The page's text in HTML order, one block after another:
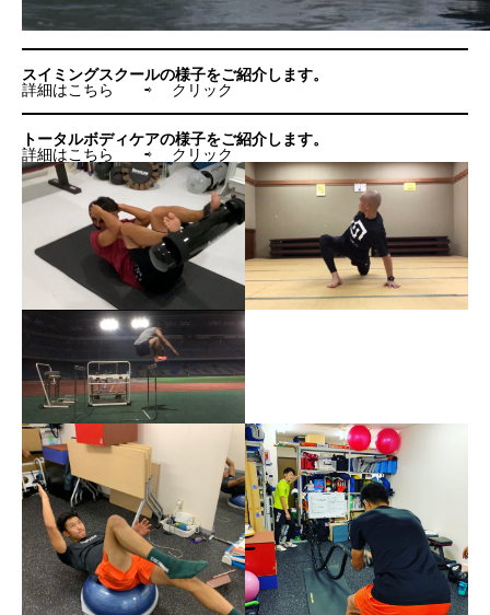
スイミングスクールの様子をご紹介します。
詳細はこちら ⇨ クリック
トータルボディケアの様子をご紹介します。
詳細はこちら ⇨ クリック